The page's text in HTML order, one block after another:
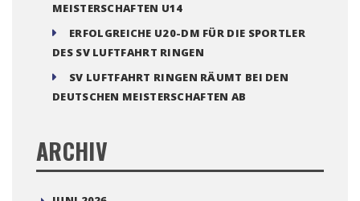
MEISTERSCHAFTEN U14
ERFOLGREICHE U20-DM FÜR DIE SPORTLER
DES SV LUFTFAHRT RINGEN
SV LUFTFAHRT RINGEN RÄUMT BEI DEN
DEUTSCHEN MEISTERSCHAFTEN AB
ARCHIV